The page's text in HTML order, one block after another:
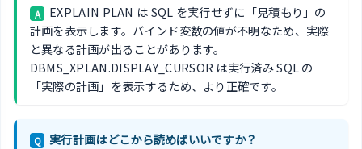
A
EXPLAIN PLAN は SQL を実行せずに「見積もり」の
計画を表示します。バインド変数の値が不明なため、実際
と異なる計画が出ることがあります。
DBMS_XPLAN.DISPLAY_CURSOR は実行済み SQL の
「実際の計画」を表示するため、より正確です。
Q 実行計画はどこから読めばいいですか？